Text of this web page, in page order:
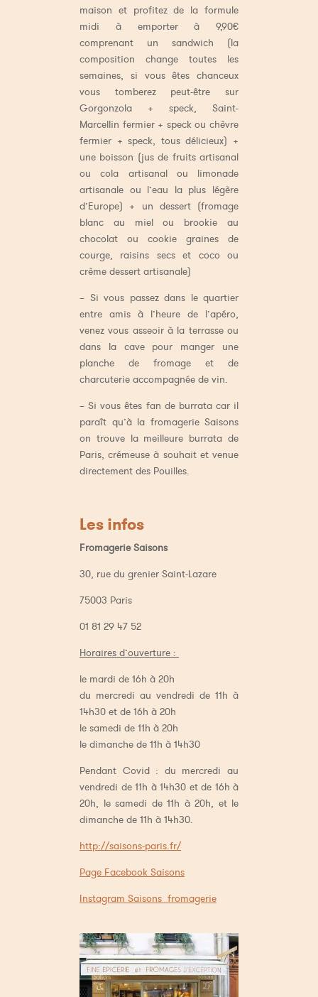
maison et profitez de la formule
midi à emporter à 9,90€
comprenant un sandwich (la
composition change toutes les
semaines, si vous êtes chanceux
vous tomberez peut-être sur
Gorgonzola + speck, Saint-
Marcellin fermier + speck ou chèvre
fermier + speck, tous délicieux) +
une boisson (jus de fruits artisanal
ou cola artisanal ou limonade
artisanale ou l’eau la plus légère
d’Europe) + un dessert (fromage
blanc au miel ou brookie au
chocolat ou cookie graines de
courge, raisins secs et coco ou
crème dessert artisanale)
– Si vous passez dans le quartier
entre amis à l’heure de l’apéro,
venez vous asseoir à la terrasse ou
dans la cave pour manger une
planche de fromage et de
charcuterie accompagnée de vin.
– Si vous êtes fan de burrata car il
paraît qu’à la fromagerie Saisons
on trouve la meilleure burrata de
Paris, crémeuse à souhait et venue
directement des Pouilles.
Les infos
Fromagerie Saisons
30, rue du grenier Saint-Lazare
75003 Paris
01 81 29 47 52
Horaires d’ouverture :
le mardi de 16h à 20h
du mercredi au vendredi de 11h à
14h30 et de 16h à 20h
le samedi de 11h à 20h
le dimanche de 11h à 14h30
Pendant Covid : du mercredi au
vendredi de 11h à 14h30 et de 16h à
20h, le samedi de 11h à 20h, et le
dimanche de 11h à 14h30.
http://saisons-paris.fr/
Page Facebook Saisons
Instagram Saisons_fromagerie